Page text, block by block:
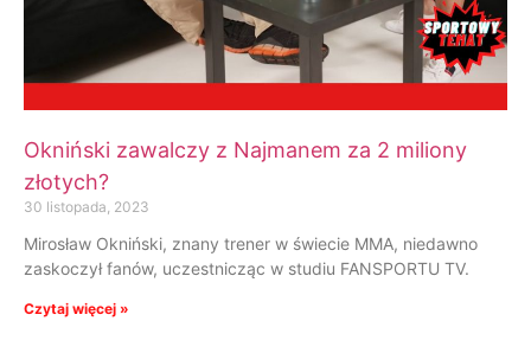
Okniński zawalczy z Najmanem za 2 miliony
złotych?
30 listopada, 2023
Mirosław Okniński, znany trener w świecie MMA, niedawno
zaskoczył fanów, uczestnicząc w studiu FANSPORTU TV.
Czytaj więcej »